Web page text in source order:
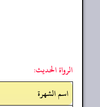
الرواة الحديث:
اسم الشهرة